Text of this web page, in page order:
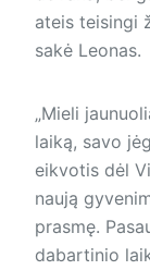
ateis teisingi
sakė Leonas.
„Mieli
laiką, savo
eikvotis dėl
naują
prasmę.
dabartinio